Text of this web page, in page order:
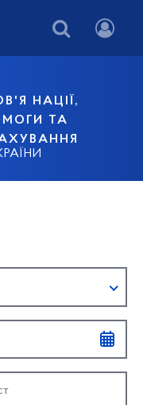
НАЦІЇ,
ТА